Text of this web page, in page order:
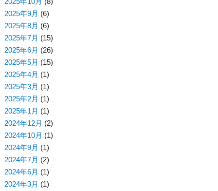
2025年9月 (6)
2025年8月 (6)
2025年7月 (15)
2025年6月 (26)
2025年5月 (15)
2025年4月 (1)
2025年3月 (1)
2025年2月 (1)
2025年1月 (1)
2024年12月 (2)
2024年10月 (1)
2024年9月 (1)
2024年7月 (2)
2024年6月 (1)
2024年3月 (1)